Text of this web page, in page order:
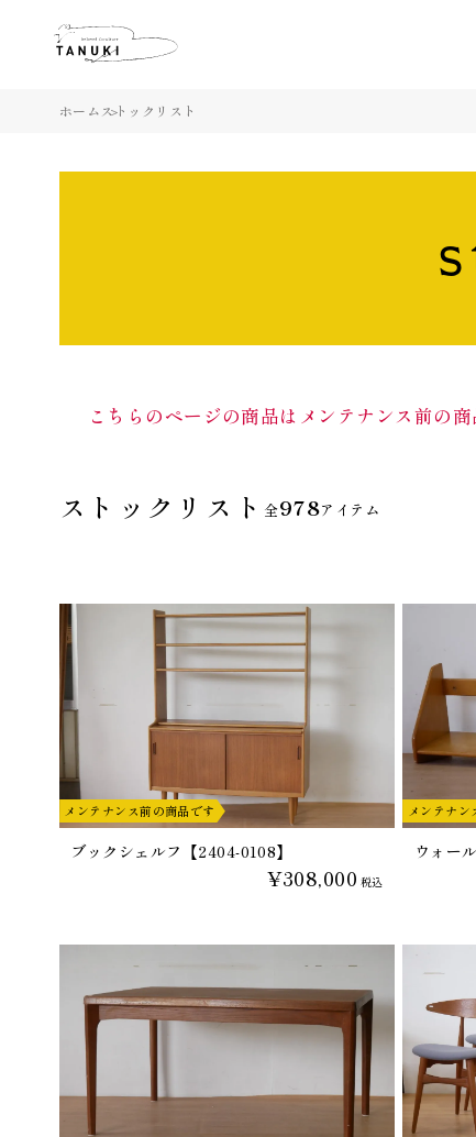
ホーム ストックリスト
こちらのページの商品はメンテナンス前の
ストックリスト 全978アイテム
ブックシェルフ【2404-0108】
¥308,000 税込
メンテナンス前の商品です
ウォー
メンテナン